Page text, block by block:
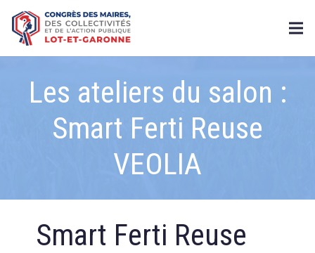
Les ateliers du salon :
Smart Ferti Reuse
VEOLIA
Smart Ferti Reuse